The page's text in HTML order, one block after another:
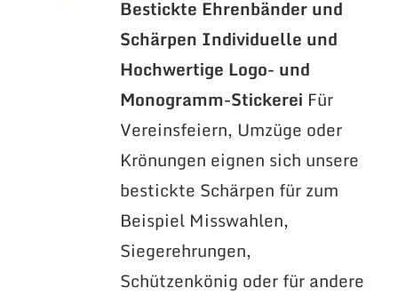
Bestickte Ehrenbänder und
Schärpen Individuelle und
Hochwertige Logo- und
Monogramm-Stickerei Für
Vereinsfeiern, Umzüge oder
Krönungen eignen sich unsere
bestickte Schärpen für zum
Beispiel Misswahlen,
Siegerehrungen,
Schützenkönig oder für andere